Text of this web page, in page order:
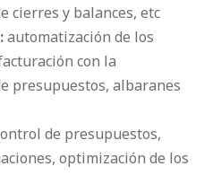
cierres y balances, etc
automatización de los
con la
presupuestos, albaranes
de presupuestos,
optimización de los